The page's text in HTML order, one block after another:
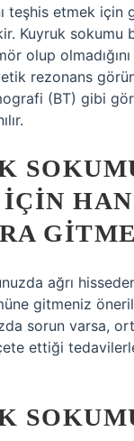
teşhis etmek için
Kuyruk sokumu
olup
rezonans
(BT) gibi
ağrı
gitmeniz
sorun varsa,
ettiği